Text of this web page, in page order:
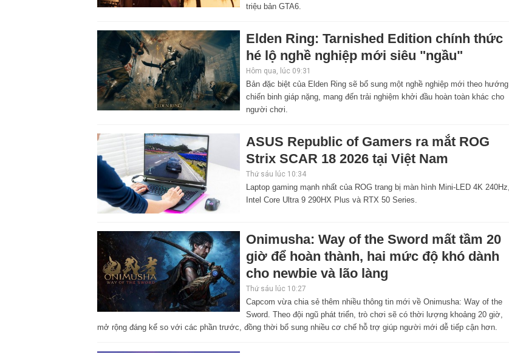
triệu bản GTA6.
Elden Ring: Tarnished Edition chính thức
hé lộ nghề nghiệp mới siêu "ngầu"
Hôm qua, lúc 09:31
Bản đặc biệt của Elden Ring sẽ bổ sung một nghề nghiệp mới theo hướng
chiến binh giáp nặng, mang đến trải nghiệm khởi đầu hoàn toàn khác cho
người chơi.
ASUS Republic of Gamers ra mắt ROG
Strix SCAR 18 2026 tại Việt Nam
Thứ sáu lúc 10:34
Laptop gaming mạnh nhất của ROG trang bị màn hình Mini-LED 4K 240Hz,
Intel Core Ultra 9 290HX Plus và RTX 50 Series.
Onimusha: Way of the Sword mất tầm 20
giờ để hoàn thành, hai mức độ khó dành
cho newbie và lão làng
Thứ sáu lúc 10:27
Capcom vừa chia sẻ thêm nhiều thông tin mới về Onimusha: Way of the
Sword. Theo đội ngũ phát triển, trò chơi sẽ có thời lượng khoảng 20 giờ,
mở rộng đáng kể so với các phần trước, đồng thời bổ sung nhiều cơ chế hỗ trợ giúp người mới dễ tiếp cận hơn.